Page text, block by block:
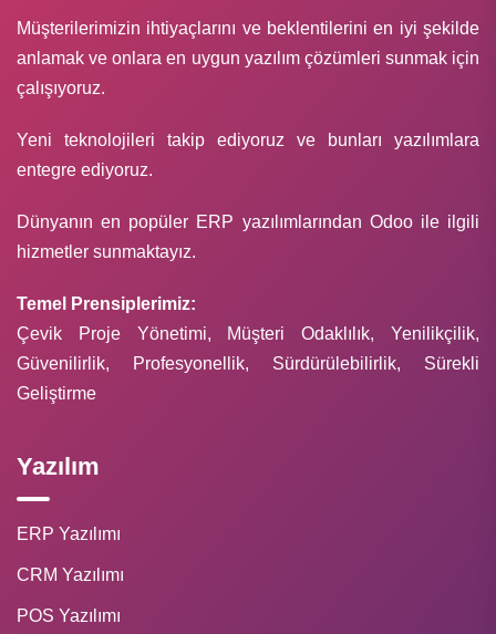
Müşterilerimizin ihtiyaçlarını ve beklentilerini en iyi şekilde
anlamak ve onlara en uygun yazılım çözümleri sunmak için
çalışıyoruz.
Yeni teknolojileri takip ediyoruz ve bunları yazılımlara
entegre ediyoruz.
Dünyanın en popüler ERP yazılımlarından Odoo ile ilgili
hizmetler sunmaktayız.
Temel Prensiplerimiz:
Çevik Proje Yönetimi, Müşteri Odaklılık, Yenilikçilik,
Güvenilirlik, Profesyonellik, Sürdürülebilirlik, Sürekli
Geliştirme
Yazılım
ERP Yazılımı
CRM Yazılımı
POS Yazılımı